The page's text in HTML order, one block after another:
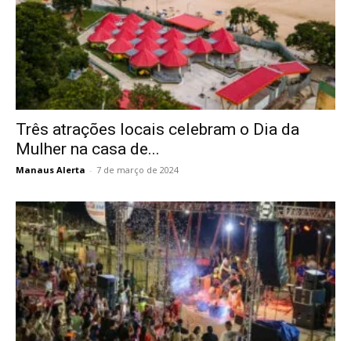
Três atrações locais celebram o Dia da
Mulher na casa de...
Manaus Alerta - 7 de março de 2024